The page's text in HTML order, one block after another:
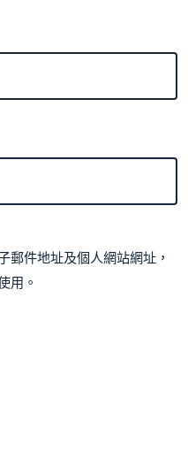
郵件地址及個人網站網址，
用。